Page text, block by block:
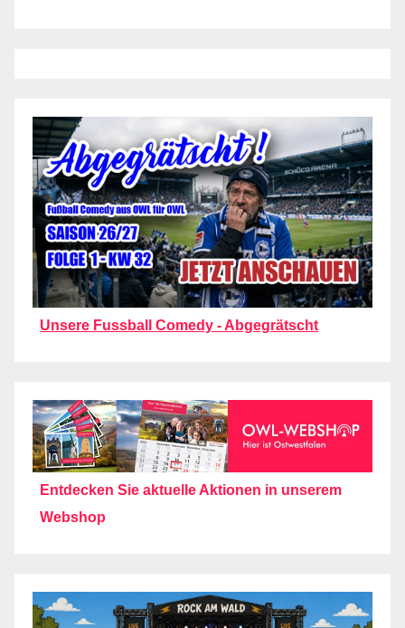
Unsere Fussball Comedy - Abgegrätscht
Entdecken Sie aktuelle Aktionen in unserem
Webshop